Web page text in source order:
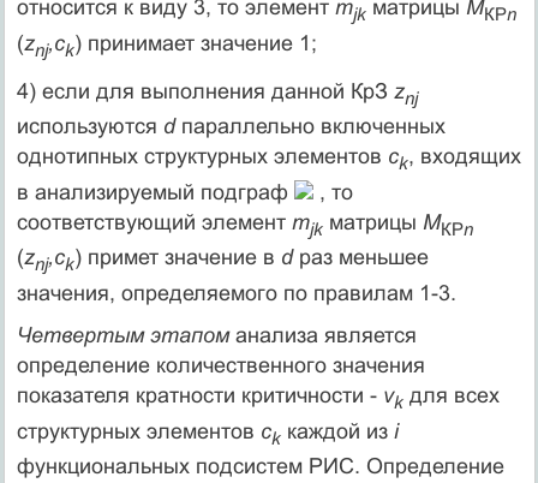
относится к виду 3, то элемент mjkматрицы МКРn
(znj,сk) принимает значение 1;
4) если для выполнения данной КрЗ znj
используются dпараллельно включенных
однотипных структурных элементов ck, входящих
в анализируемый подграф
, то
соответствующий элемент mjkматрицы МКРn
(znj,сk) примет значение в dраз меньшее
значения, определяемого по правилам 1-3.
Четвертым этапоманализа является
определение количественного значения
показателя кратности критичности - vkдля всех
структурных элементов сkкаждой из i
функциональных подсистем РИС. Определение